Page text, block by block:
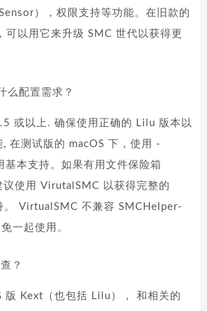
），权限支持等功能。在旧款的
可以用它来升级 SMC 世代以获得更
么配置需求？
或以上. 确保使用正确的 Lilu 版本以
, 在测试版的 macOS 下，使用 -
基本支持。如果有用文件保险箱
使用 VirutalSMC 以获得完整的
VirtualSMC 不兼容 SMCHelper-
一起使用。
？
版 Kext（也包括 Lilu）， 和相关的